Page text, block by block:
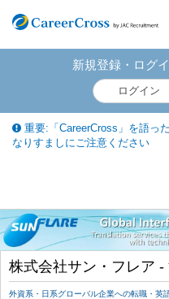
新規登録・ログ
ログイン
重要:「CareerCross」を語っ
なりすましにご注意ください
株式会社サン・フレア -
外資系・日系グローバル企業への転職・英